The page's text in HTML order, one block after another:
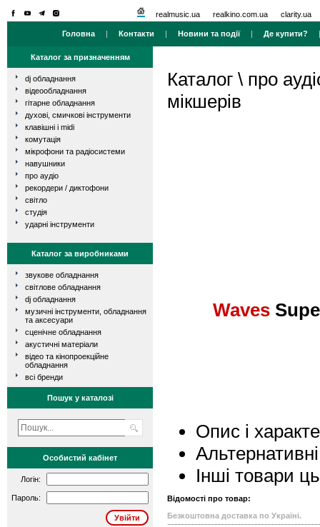
realmusic.ua realkino.com.ua clarity.ua
Головна | Контакти | Новини та події| Де купити?
Каталог за призначенням
dj обладнання
відеообладнання
гітарне обладнання
духові, смичкові інструменти
клавішні і midi
комутація
мікрофони та радіосистеми
навушники
про аудіо
рекордери / диктофони
світло
студія
ударні інструменти
Каталог за виробниками
звукове обладнання
світлове обладнання
dj обладнання
музичні інструменти, обладнання
та аксесуари
сценічне обладнання
акустичні матеріали
відео та кінопроекційне
обладнання
всі бренди
Пошук у каталозі
Особистий кабінет
Логін:
Пароль:
Каталог \ про
мікшерів
Waves
Опис і
Інші товари
Відомості про товар:
Безкоштовна доставка по Україні.